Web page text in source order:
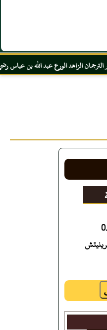
عبد الله بن عباس رضي الله عنهما